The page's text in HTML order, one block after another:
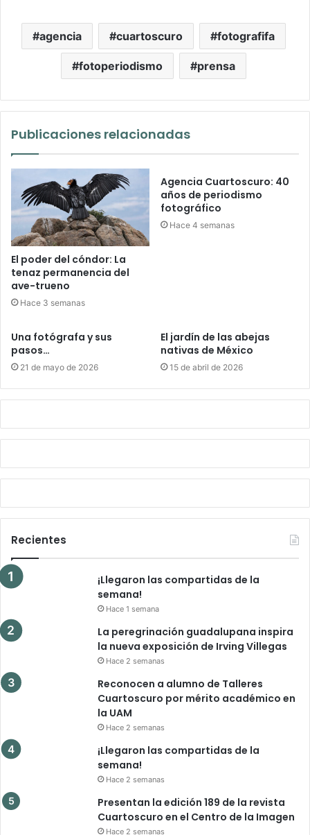
agencia cuartoscuro fotografifa
fotoperiodismo prensa
Publicaciones relacionadas
El poder del cóndor: La
tenaz permanencia del
ave-trueno
Hace 3 semanas
Agencia Cuartoscuro: 40
años de periodismo
fotográfico
Hace 4 semanas
Una fotógrafa y sus
pasos…
21 de mayo de 2026
El jardín de las abejas
nativas de México
15 de abril de 2026
Recientes
¡Llegaron las compartidas de la
semana!
Hace 1 semana
La peregrinación guadalupana inspira
la nueva exposición de Irving Villegas
Hace 2 semanas
Reconocen a alumno de Talleres
Cuartoscuro por mérito académico en
la UAM
Hace 2 semanas
¡Llegaron las compartidas de la
semana!
Hace 2 semanas
Presentan la edición 189 de la revista
Cuartoscuro en el Centro de la Imagen
Hace 2 semanas